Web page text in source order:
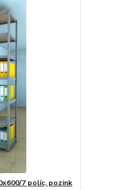
7 políc, pozink